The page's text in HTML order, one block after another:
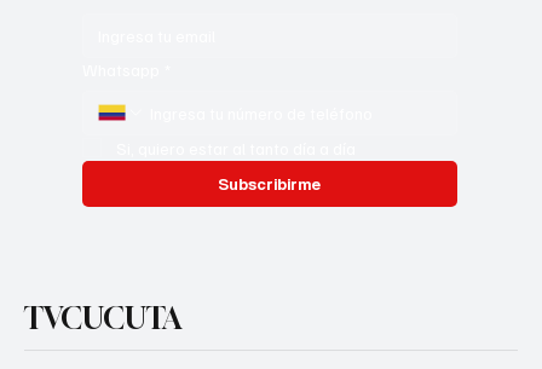
Subscribirme
TVCUCUTA